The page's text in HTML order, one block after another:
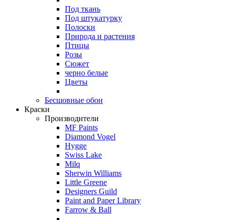
Под ткань
Под штукатурку
Полоски
Природа и растения
Птицы
Розы
Сюжет
черно белые
Цветы
Бесшовные обои
Краски
Производители
MF Paints
Diamond Vogel
Hygge
Swiss Lake
Milq
Sherwin Williams
Little Greene
Designers Guild
Paint and Paper Library
Farrow & Ball